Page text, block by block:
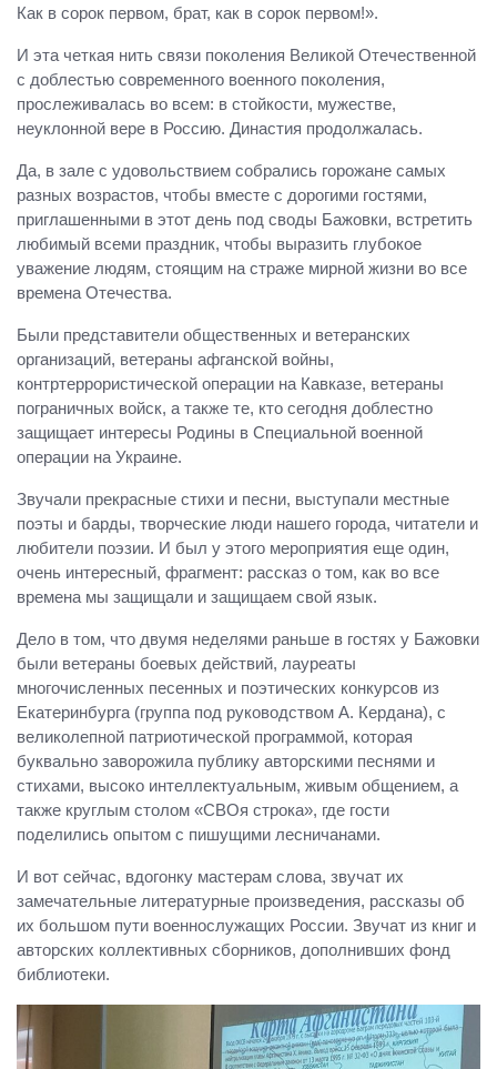
Как в сорок первом, брат, как в сорок первом!».
И эта четкая нить связи поколения Великой Отечественной
с доблестью современного военного поколения,
прослеживалась во всем: в стойкости, мужестве,
неуклонной вере в Россию. Династия продолжалась.
Да, в зале с удовольствием собрались горожане самых
разных возрастов, чтобы вместе с дорогими гостями,
приглашенными в этот день под своды Бажовки, встретить
любимый всеми праздник, чтобы выразить глубокое
уважение людям, стоящим на страже мирной жизни во все
времена Отечества.
Были представители общественных и ветеранских
организаций, ветераны афганской войны,
контртеррористической операции на Кавказе, ветераны
пограничных войск, а также те, кто сегодня доблестно
защищает интересы Родины в Специальной военной
операции на Украине.
Звучали прекрасные стихи и песни, выступали местные
поэты и барды, творческие люди нашего города, читатели и
любители поэзии. И был у этого мероприятия еще один,
очень интересный, фрагмент: рассказ о том, как во все
времена мы защищали и защищаем свой язык.
Дело в том, что двумя неделями раньше в гостях у Бажовки
были ветераны боевых действий, лауреаты
многочисленных песенных и поэтических конкурсов из
Екатеринбурга (группа под руководством А. Кердана), с
великолепной патриотической программой, которая
буквально заворожила публику авторскими песнями и
стихами, высоко интеллектуальным, живым общением, а
также круглым столом «СВОя строка», где гости
поделились опытом с пишущими лесничанами.
И вот сейчас, вдогонку мастерам слова, звучат их
замечательные литературные произведения, рассказы об
их большом пути военнослужащих России. Звучат из книг и
авторских коллективных сборников, дополнивших фонд
библиотеки.